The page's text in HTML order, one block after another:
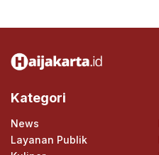
Kategori
News
Layanan Publik